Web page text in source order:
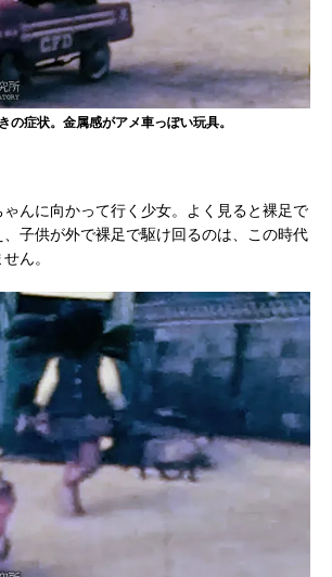
症状。金属感がアメ車っぽい玩具。
んに向かって行く少女。よく見ると裸足で
子供が外で裸足で駆け回るのは、この時代
ん。